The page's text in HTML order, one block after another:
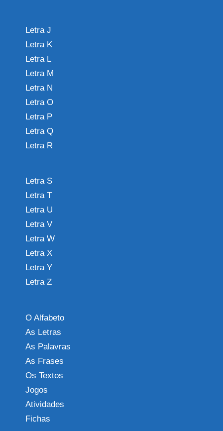
Letra J
Letra K
Letra L
Letra M
Letra N
Letra O
Letra P
Letra Q
Letra R
Letra S
Letra T
Letra U
Letra V
Letra W
Letra X
Letra Y
Letra Z
O Alfabeto
As Letras
As Palavras
As Frases
Os Textos
Jogos
Atividades
Fichas